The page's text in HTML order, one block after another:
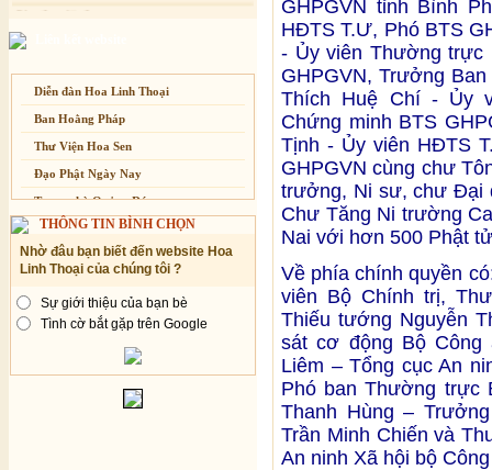
Anh không chết đâu em
Kiếp này
Diễn đàn Hoa Linh Thoại
Ban Hoằng Pháp
Thư Viện Hoa Sen
Đạo Phật Ngày Nay
Trang nhà Quảng Đức
Báo Giác Ngộ
Vesak 2014
THÔNG TIN BÌNH CHỌN
Nhờ đâu bạn biết đến website Hoa
Linh Thoại của chúng tôi ?
Sự giới thiệu của bạn bè
Tình cờ bắt gặp trên Google
GHPGVN tỉnh Bình
HĐTS T.Ư, Phó BTS
- Ủy viên Thường trực
GHPGVN, Trưởng
Thích Huệ Chí - Ủy
Chứng minh BTS
Tịnh - Ủy viên HĐTS
GHPGVN cùng chư
trưởng, Ni sư, chư Đại
Chư Tăng Ni trường
Nai với hơn 500 Phật
Về phía chính quyền
viên Bộ Chính trị,
Thiếu tướng Nguyễn
sát cơ động Bộ Công
Liêm – Tổng cục An
Phó ban Thường trực
Thanh Hùng –
Trần Minh Chiến và
An ninh Xã hội bộ